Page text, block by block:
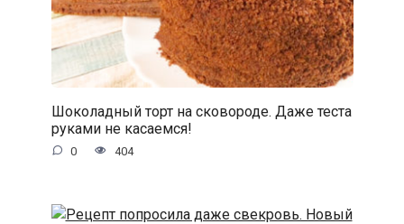
Шоколадный торт на сковороде. Даже теста
руками не касаемся!
0 404